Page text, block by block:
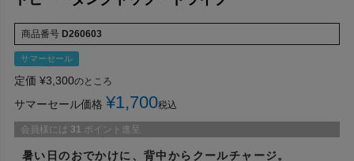
商品番号 D260603
サマーセール
定価 ¥3,300のところ
サマーセール価格 ¥1,700税込
会員様には 31 ポイント進呈
暑い日のおでかけに、背中からクールチャージ。